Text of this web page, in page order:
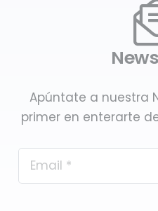
Apúntate a nuestra
primer en enterarte